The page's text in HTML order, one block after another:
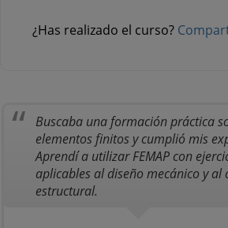
¿Has realizado el curso?
Buscaba una formación práctica
elementos finitos y cumplió mis
Aprendí a utilizar FEMAP con
aplicables al diseño mecánico y al
estructural.